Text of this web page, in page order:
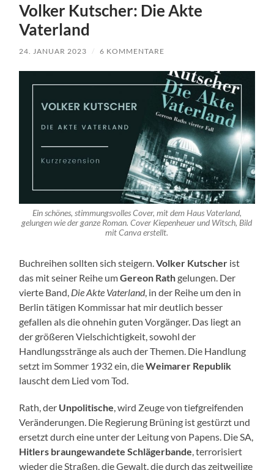
Volker Kutscher: Die Akte
Vaterland
24. JANUAR 2023 / 6 KOMMENTARE
Ein schönes, stimmungsvolles Cover, mit dem Haus Vaterland,
gelungen wie der ganze Roman. Cover Kiepenheuer und Witsch, Bild
mit Canva erstellt.
Buchreihen sollten sich steigern.Volker Kutscher ist
das mit seiner Reihe umGereon Rathgelungen. Der
vierte Band, Die Akte Vaterland, in der Reihe um den in
Berlin tätigen Kommissar hat mir deutlich besser
gefallen als die ohnehin guten Vorgänger. Das liegt an
der größeren Vielschichtigkeit, sowohl der
Handlungsstränge als auch der Themen. Die Handlung
setzt im Sommer 1932 ein, dieWeimarer Republik
lauscht dem Lied vom Tod.
Rath, der Unpolitische , wird Zeuge von tiefgreifenden
Veränderungen. Die Regierung Brüning ist gestürzt und
ersetzt durch eine unter der Leitung von Papens. Die SA,
Hitlers braungewandete Schlägerbande , terrorisiert
wieder die Straßen, die Gewalt, die durch das zeitweilige